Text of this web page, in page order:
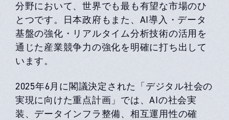
分野において、世界でも最も有望な市場のひ
とつです。日本政府もまた、AI導入・データ
基盤の強化・リアルタイム分析技術の活用を
通じた産業競争力の強化を明確に打ち出して
います。
2025年6月に閣議決定された「デジタル社会の
実現に向けた重点計画」では、AIの社会実
装、データインフラ整備、相互運用性の確